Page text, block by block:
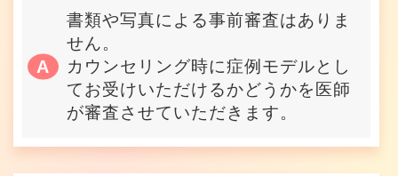
書類や写真による事前審査はありま
せん。
カウンセリング時に症例モデルとし
てお受けいただけるかどうかを医師
が審査させていただきます。